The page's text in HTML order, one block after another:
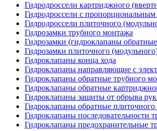
Гидродроссели картриджного
Гидродроссели с
Гидродроссели плиточного
Гидрозамки трубного монтажа
Гидрозамки (гидроклапаны
Гидрозамки плиточного
Гидроклапаны конца хода
Гидроклапаны направляющие с
Гидроклапаны обратные трубного
Гидроклапаны обратные
Гидроклапаны защиты от обрыва
Гидроклапаны обратные
Гидроклапаны последовательности
Гидроклапаны предохранительные